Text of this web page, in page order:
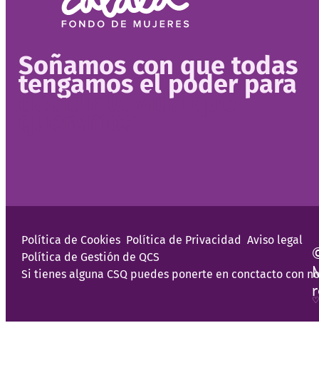
Soñamos con que todas
tengamos el poder para
decidir la vida que
♡
Política de Cookies Política de Privacidad Aviso legal
Política de Gestión de QCS
Si tienes alguna CSQ puedes ponerte en conctacto con